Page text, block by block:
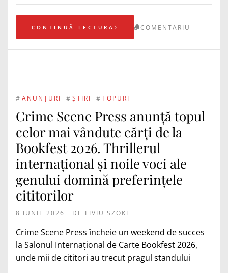
CONTINUĂ LECTURA COMENTARIU
# ANUNȚURI # ȘTIRI # TOPURI
Crime Scene Press anunță topul
celor mai vândute cărți de la
Bookfest 2026. Thrillerul
internațional și noile voci ale
genului domină preferințele
cititorilor
8 IUNIE 2026 DE LIVIU SZOKE
Crime Scene Press încheie un weekend de succes
la Salonul Internațional de Carte Bookfest 2026,
unde mii de cititori au trecut pragul standului